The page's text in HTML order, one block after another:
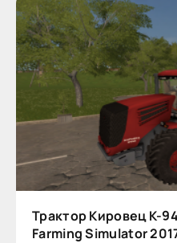
Трактор Кировец К-
Farming Simulator